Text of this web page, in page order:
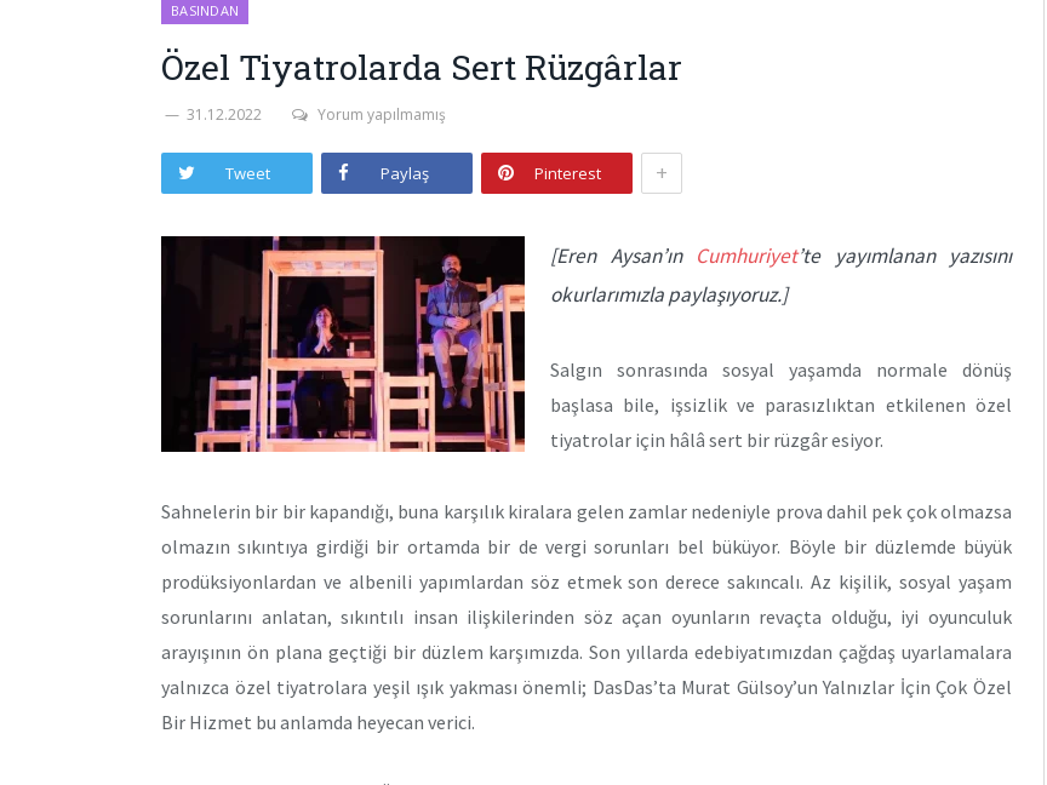
BASINDAN
Özel Tiyatrolarda Sert Rüzgârlar
31.12.2022 Yorum yapılmamış
Tweet Paylaş Pinterest +
[Eren Aysan’ın Cumhuriyet’te yayımlanan yazısını
okurlarımızla paylaşıyoruz.]
Salgın sonrasında sosyal yaşamda normale dönüş
başlasa bile, işsizlik ve parasızlıktan etkilenen özel
tiyatrolar için hâlâ sert bir rüzgâr esiyor.
Sahnelerin bir bir kapandığı, buna karşılık kiralara gelen zamlar nedeniyle prova dahil pek çok olmazsa
olmazın sıkıntıya girdiği bir ortamda bir de vergi sorunları bel büküyor. Böyle bir düzlemde büyük
prodüksiyonlardan ve albenili yapımlardan söz etmek son derece sakıncalı. Az kişilik, sosyal yaşam
sorunlarını anlatan, sıkıntılı insan ilişkilerinden söz açan oyunların revaçta olduğu, iyi oyunculuk
arayışının ön plana geçtiği bir düzlem karşımızda. Son yıllarda edebiyatımızdan çağdaş uyarlamalara
yalnızca özel tiyatrolara yeşil ışık yakması önemli; DasDas’ta Murat Gülsoy’un Yalnızlar İçin Çok Özel
Bir Hizmet bu anlamda heyecan verici.